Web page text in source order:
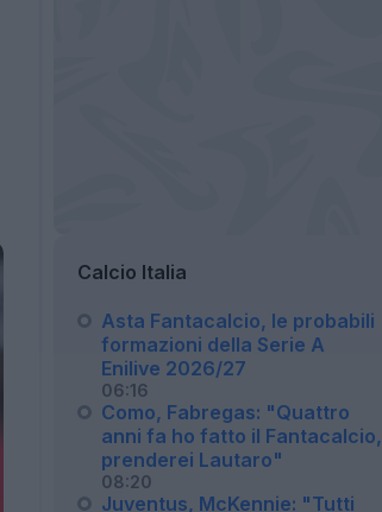
Calcio Italia
Asta Fantacalcio, le probabili
formazioni della Serie A
Enilive 2026/27
06:16
Como, Fabregas: "Quattro
anni fa ho fatto il Fantacalcio,
prenderei Lautaro"
08:20
Juventus, McKennie: "Tutti